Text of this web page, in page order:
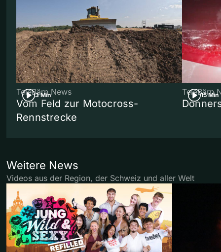
3 Min
TeleBärn News
Vom Feld zur Motocross-
Rennstrecke
15 Min
TeleBärn
Weitere News
Videos aus der Region, der Schweiz und aller Welt